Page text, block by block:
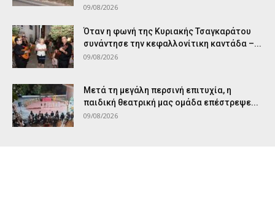
09/08/2026
Όταν η φωνή της Κυριακής Τσαγκαράτου
συνάντησε την κεφαλλονίτικη καντάδα –...
09/08/2026
Μετά τη μεγάλη περσινή επιτυχία, η
παιδική θεατρική μας ομάδα επέστρεψε...
09/08/2026